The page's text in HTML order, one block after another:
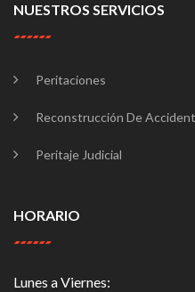
NUESTROS SERVICIOS
Peritaciones
Reconstrucción De
Peritaje Judicial
HORARIO
Lunes a Viernes: